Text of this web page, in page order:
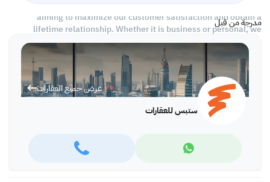
مدرجة من قبل
عرض جميع العقارات
ستبس للعقارات
aiming to maximize our customer satisfaction and obtain a
lifetime relationship. Whether it is business or personal, we
operate a wide range of properties located all around Qatar. We
always make sure to provide you with what suits your
requirements when looking for offices, shops, residential,
warehouses…etc.
Find more at https://www.steps.com.qa
Visit us at the Al Qamra building, second floor.
contact@steps.com.qa